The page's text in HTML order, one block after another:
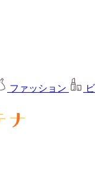
ファッション